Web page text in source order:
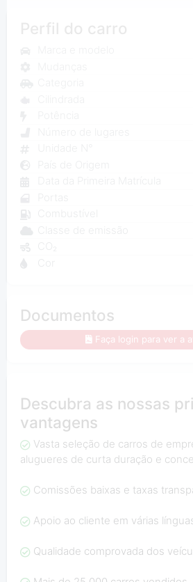
Documentos
Faça login para ver a
Descubra as nossas
vantagens
Vasta seleção de carros de
alugueres de curta duração e
Comissões baixas e taxas
Apoio ao cliente em várias
Qualidade comprovada dos